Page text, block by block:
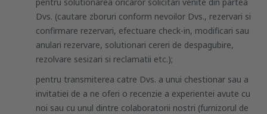
Dvs. (cautare zboruri conform nevoilor Dvs., rezervari si
confirmare rezervari, efectuare check-in, modificari sau
anulari rezervare, solutionari cereri de despagubire,
rezolvare sesizari si reclamatii etc.);
pentru transmiterea catre Dvs. a unui chestionar sau a
invitatiei de a ne oferi o recenzie a experientei avute cu
noi sau cu unul dintre colaboratorii nostri (furnizorul de